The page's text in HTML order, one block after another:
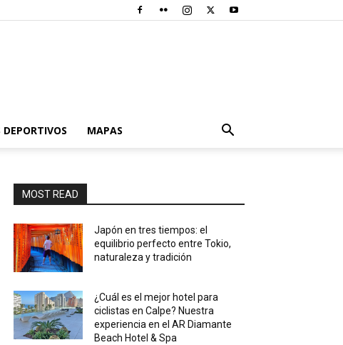
DEPORTIVOS MAPAS
MOST READ
Japón en tres tiempos: el
equilibrio perfecto entre Tokio,
naturaleza y tradición
¿Cuál es el mejor hotel para
ciclistas en Calpe? Nuestra
experiencia en el AR Diamante
Beach Hotel & Spa